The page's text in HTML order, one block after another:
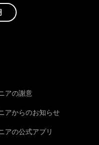
アの謝意
アからのお知らせ
アの公式アプリ